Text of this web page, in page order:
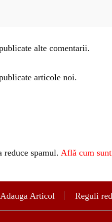
alte comentarii.
articole noi.
reduce spamul. Află cum
Adauga Articol Reguli